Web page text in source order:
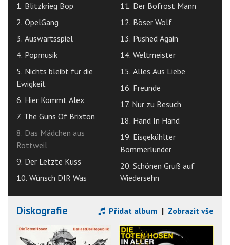
1. Blitzkrieg Bop
2. OpelGang
3. Auswärtsspiel
4. Popmusik
5. Nichts bleibt für die
Ewigkeit
6. Hier Kommt Alex
7. The Guns Of Brixton
8. Das Mädchen aus
Rottweil
9. Der Letzte Kuss
10. Wünsch DIR Was
11. Der Bofrost Mann
12. Böser Wolf
13. Pushed Again
14. Weltmeister
15. Alles Aus Liebe
16. Freunde
17. Nur zu Besuch
18. Hand In Hand
19. Eisgekühlter
Bommerlunder
20. Schönen Gruß auf
Wiedersehn
Diskografie Přidat album | Zobrazit vše